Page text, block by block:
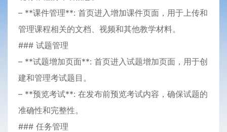
– **课件管理**: 首页进入增加课件页面，用于上传和
管理课程相关的文档、视频和其他教学材料。
### 试题管理
– **试题增加页面**: 首页进入试题增加页面，用于创
建和管理考试题目。
– **预览考试**: 在发布前预览考试内容，确保试题的
准确性和完整性。
### 任务管理